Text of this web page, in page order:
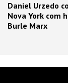
Daniel Urzedo
Nova York com
Burle Marx